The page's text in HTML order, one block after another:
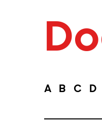
A B C D